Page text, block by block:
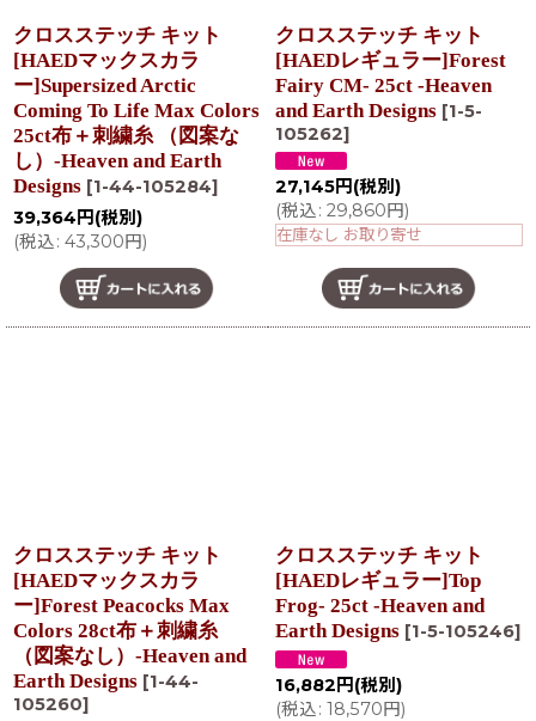
クロスステッチ キット
[HAEDマックスカラ
ー]Supersized Arctic
Coming To Life Max Colors
25ct布＋刺繍糸 （図案な
し）-Heaven and Earth
Designs [1-44-105284]
39,364 円 (税別)
(税込: 43,300円)
クロスステッチ キット
[HAEDレギュラー]Forest
Fairy CM- 25ct -Heaven
and Earth Designs [1-5-
105262]
27,145円 (税別)
(税込: 29,860円)
在庫なし お取り寄せ
クロスステッチ キット
[HAEDマックスカラ
ー]Forest Peacocks Max
Colors 28ct布＋刺繍糸
（図案なし）-Heaven and
Earth Designs [1-44-
105260]
クロスステッチ キット
[HAEDレギュラー]Top
Frog- 25ct -Heaven and
Earth Designs [1-5-105246]
16,882 円 (税別)
(税込: 18,570円)